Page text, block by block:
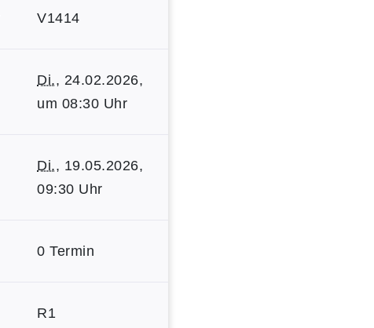
V1414
Di., 24.02.2026,
um 08:30 Uhr
Di., 19.05.2026,
09:30 Uhr
0 Termin
R1